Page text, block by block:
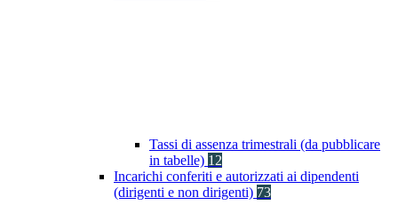
Tassi di assenza trimestrali (da pubblicare
in tabelle) 12
Incarichi conferiti e autorizzati ai dipendenti
(dirigenti e non dirigenti) 73